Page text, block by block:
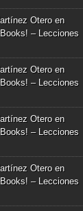
Oteroen
– Lecciones
Oteroen
– Lecciones
Oteroen
– Lecciones
Oteroen
– Lecciones